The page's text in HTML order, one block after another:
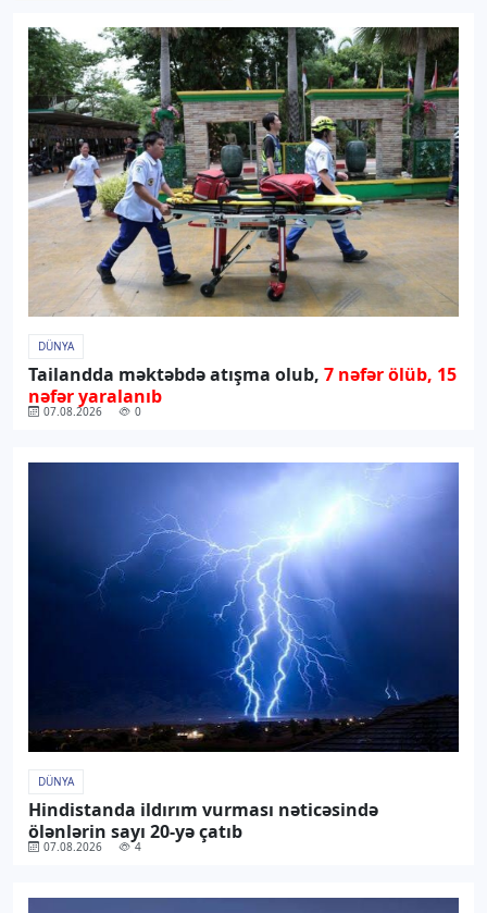
DÜNYA
Tailandda məktəbdə atışma olub, 7 nəfər ölüb, 15
nəfər yaralanıb
07.08.2026 0
DÜNYA
Hindistanda ildırım vurması nəticəsində
ölənlərin sayı 20-yə çatıb
07.08.2026 4